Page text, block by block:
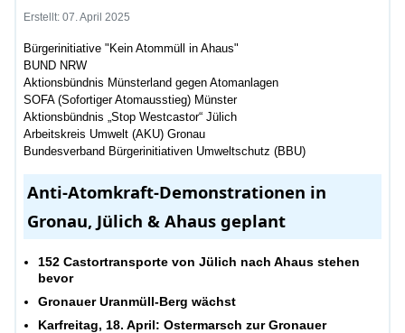
Erstellt: 07. April 2025
Bürgerinitiative "Kein Atommüll in Ahaus"
BUND NRW
Aktionsbündnis Münsterland gegen Atomanlagen
SOFA (Sofortiger Atomausstieg) Münster
Aktionsbündnis „Stop Westcastor“ Jülich
Arbeitskreis Umwelt (AKU) Gronau
Bundesverband Bürgerinitiativen Umweltschutz (BBU)
Anti-Atomkraft-Demonstrationen in
Gronau, Jülich & Ahaus geplant
152 Castortransporte von Jülich nach Ahaus stehen
bevor
Gronauer Uranmüll-Berg wächst
Karfreitag, 18. April: Ostermarsch zur Gronauer